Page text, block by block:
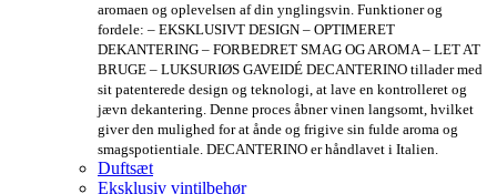
aromaen og oplevelsen af din ynglingsvin. Funktioner og
fordele: – EKSKLUSIVT DESIGN – OPTIMERET
DEKANTERING – FORBEDRET SMAG OG AROMA – LET AT
BRUGE – LUKSURIØS GAVEIDÉ DECANTERINO tillader med
sit patenterede design og teknologi, at lave en kontrolleret og
jævn dekantering. Denne proces åbner vinen langsomt, hvilket
giver den mulighed for at ånde og frigive sin fulde aroma og
smagspotientiale. DECANTERINO er håndlavet i Italien.
Duftsæt
Eksklusiv vintilbehør